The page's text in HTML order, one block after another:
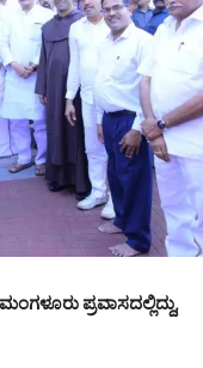
ಪ್ರವಾಸದಲ್ಲಿದ್ದು,